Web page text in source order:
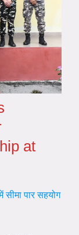
at
पार सहयोग